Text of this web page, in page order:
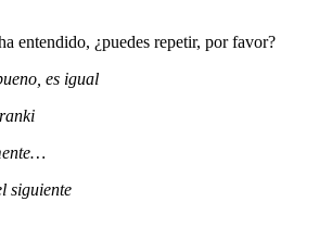
entendido, ¿puedes repetir, por favor?
es igual
siguiente